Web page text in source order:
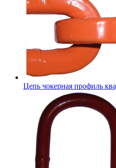
Цепь чокерная профиль